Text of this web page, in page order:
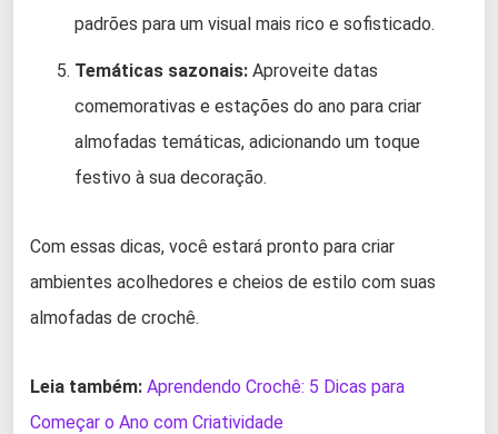
padrões para um visual mais rico e sofisticado.
Temáticas sazonais: Aproveite datas
comemorativas e estações do ano para criar
almofadas temáticas, adicionando um toque
festivo à sua decoração.
Com essas dicas, você estará pronto para criar
ambientes acolhedores e cheios de estilo com suas
almofadas de crochê.
Leia também: Aprendendo Crochê: 5 Dicas para
Começar o Ano com Criatividade